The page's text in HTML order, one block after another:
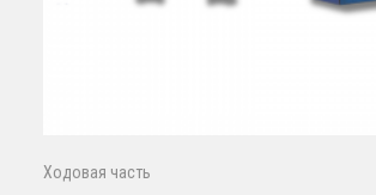
Ходовая часть